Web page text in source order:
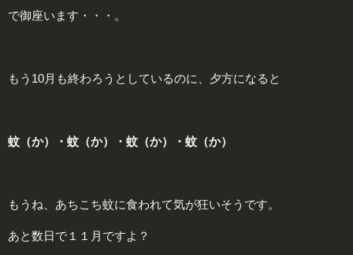
で御座います・・・。
もう10月も終わろうとしているのに、夕方になると
蚊（か）・蚊（か）・蚊（か）・蚊（か）
もうね、あちこち蚊に食われて気が狂いそうです。
あと数日で１１月ですよ？